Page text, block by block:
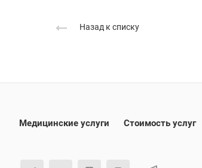
Назад к списку
Медицинские услуги Стоимость услуг